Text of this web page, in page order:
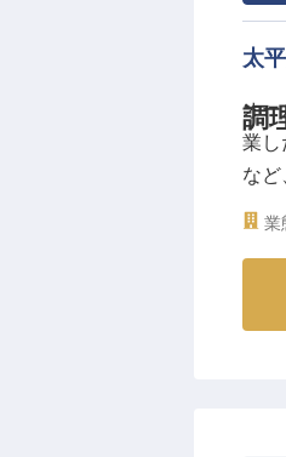
調
太
オー
業し
など
リ
業